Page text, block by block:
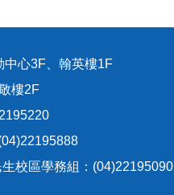
心3F、翰英樓1F
樓2F
校區學務組：(04)22195090